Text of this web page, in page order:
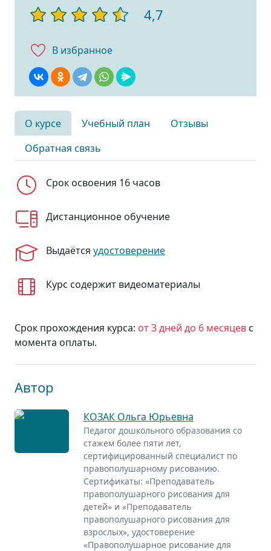
4,7
В избранноe
О курсе Учебный план
Отзывы
Обратная связь
Срок освоения 16 часов
Дистанционное обучение
Выдаётся удостоверение
Курс содержит видеоматериалы
Срок прохождения курса: от 3 дней до 6 месяцев с
момента оплаты.
Автор
КОЗАК Ольга Юрьевна
Педагог дошкольного образования со
стажем более пяти лет,
сертифицированный специалист по
правополушарному рисованию.
Сертификаты: «Преподаватель
правополушарного рисования для
детей» и «Преподаватель
правополушарного рисования для
взрослых», удостоверение
«Правополушарное рисование для